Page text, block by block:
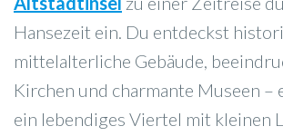
Hansezeit ein. Du entdeckst
mittelalterliche Gebäude,
Kirchen und charmante Museen –
ein lebendiges Viertel mit kleinen